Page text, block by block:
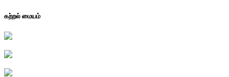
கற்றல் மையம்